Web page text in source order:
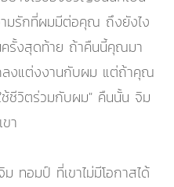
มรักที่ผมมีต่อคุณ ถึงยังไง
รั้งสุดท้าย ถ้าคืนนี้คุณมา
งแต่งงานกับผม แต่ถ้าคุณ
ชีวิตร่วมกับผม" คืนนั้น จิม
า
ทอมป์ ที่เขาไม่มีโอกาสได้